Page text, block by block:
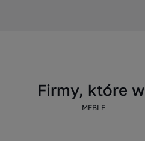
Firmy, które
MEBLE